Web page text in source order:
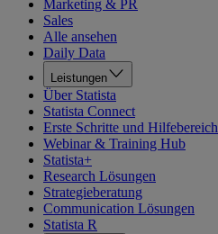
Marketing & PR
Sales
Alle ansehen
Daily Data
Leistungen
Über Statista
Statista Connect
Erste Schritte und Hilfebereich
Webinar & Training Hub
Statista+
Research Lösungen
Strategieberatung
Communication Lösungen
Statista R